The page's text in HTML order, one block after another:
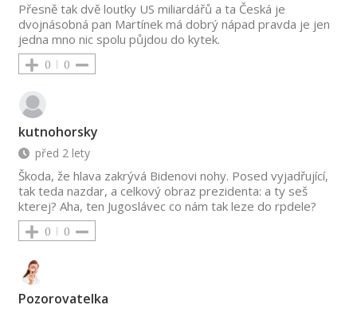
Přesně tak dvě loutky US miliardářů a ta Česká je
dvojnásobná pan Martínek má dobrý nápad pravda je jen
jedna mno nic spolu půjdou do kytek.
0 0
kutnohorsky
před 2 lety
Škoda, že hlava zakrývá Bidenovi nohy. Posed vyjadřující,
tak teda nazdar, a celkový obraz prezidenta: a ty seš
kterej? Aha, ten Jugoslávec co nám tak leze do rpdele?
0 0
Pozorovatelka